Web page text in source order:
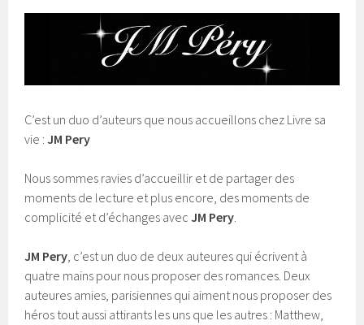
C’est un duo d’auteurs que nous accueillons chez Livre sa
vie :JM Pery
Nous sommes ravies d’accueillir et de partager des
moments de lecture et plus encore, des moments de
complicité et d’échanges avecJM Pery.
JM Pery, c’est un duo de deux auteures qui écrivent à
quatre mains pour nous proposer des romances. Deux
auteures amies, parisiennes qui aiment nous proposer des
héros tout aussi attirants les uns que les autres : Matthew,